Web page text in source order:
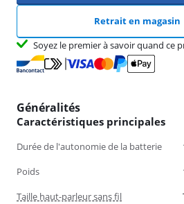
Retrait en magasin
Soyez le premier à savoir quand ce
Généralités
Caractéristiques principales
Durée de l'autonomie de la batterie
Poids
Taille haut-parleur sans fil